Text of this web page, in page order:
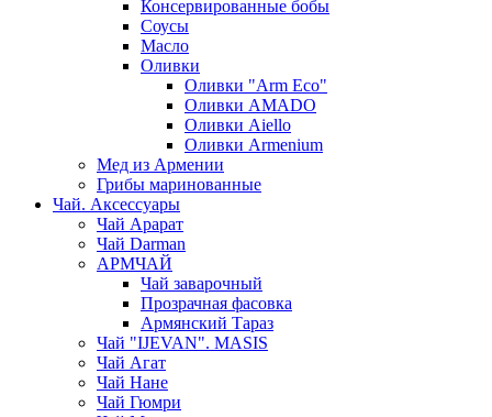
Консервированные бобы
Соусы
Масло
Оливки
Оливки "Arm Eco"
Оливки AMADO
Оливки Aiello
Оливки Armenium
Мед из Армении
Грибы маринованные
Чай. Аксессуары
Чай Арарат
Чай Darman
АРМЧАЙ
Чай заварочный
Прозрачная фасовка
Армянский Тараз
Чай "IJEVAN". MASIS
Чай Агат
Чай Нане
Чай Гюмри